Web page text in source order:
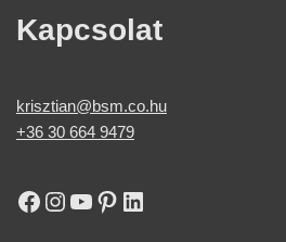
Kapcsolat
krisztian@bsm.co.hu
+36 30 664 9479​